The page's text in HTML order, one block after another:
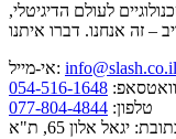
לעולם הדיגיטלי,
אי-מייל: info@slash.co.il
וואטסאפ: 054-516-1648
טלפון: 077-804-4844
יגאל אלון 65, ת"א